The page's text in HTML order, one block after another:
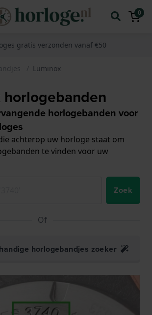
0
gratis verzonden vanaf €50
Luminox
horlogebanden
horlogebanden voor
achterop uw horloge staat om
te vinden voor uw
Zoek
Of
horlogebandjes zoeker